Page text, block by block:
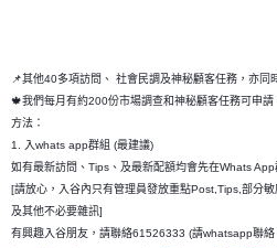
📌其他40多項訪問、 社會民調及神秘顧客任務，亦同
🍁我們每月有約200份市場調查和神秘顧客任務可申
方法：
1. 入whats app群組 (最建議)
如有最新訪問、Tips、及最新配額均會先在Whats App
[請放心，入谷內只有管理員發放重點Post,Tips,部分
及其他不必要雜訊]
有興趣入谷朋友，請聯絡61526333 (請whatsapp聯絡